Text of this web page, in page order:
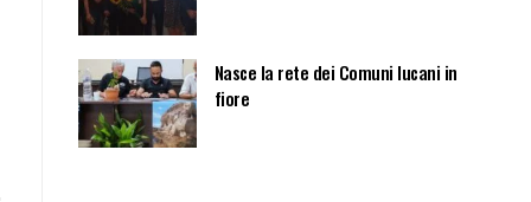
Nasce la rete dei Comuni lucani in
fiore